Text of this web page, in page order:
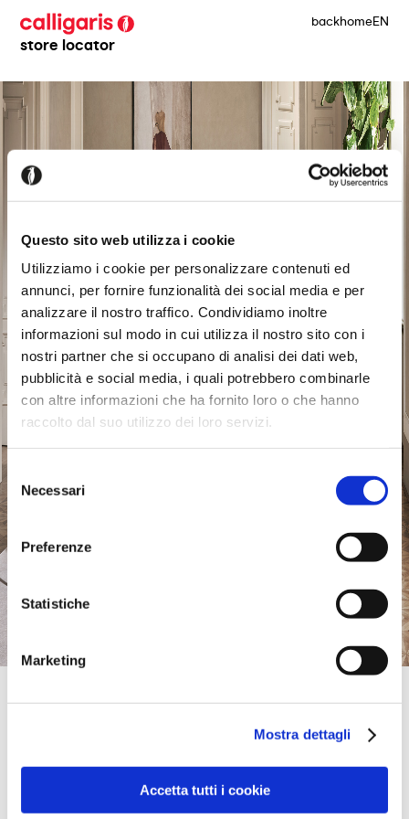
Questo sito web utilizza i cookie
Utilizziamo i cookie per personalizzare contenuti ed
annunci, per fornire funzionalità dei social media e per
analizzare il nostro traffico. Condividiamo inoltre
informazioni sul modo in cui utilizza il nostro sito con i
nostri partner che si occupano di analisi dei dati web,
pubblicità e social media, i quali potrebbero combinarle
con altre informazioni che ha fornito loro o che hanno
raccolto dal suo utilizzo dei loro servizi.
del
consenso
Necessari
Preferenze
Statistiche
Marketing
Mostra dettagli
Accetta tutti i cookie
store locator
backhomeEN
VIA ALLA RUENIA, 1,
+39 0861887789
info@arredamenticostantini.com